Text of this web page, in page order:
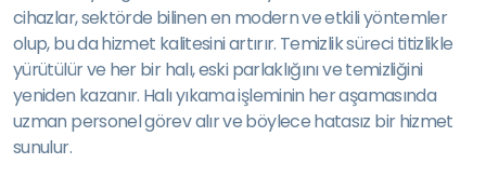
cihazlar, sektörde bilinen en modern ve etkili yöntemler
olup, bu da hizmet kalitesini artırır. Temizlik süreci titizlikle
yürütülür ve her bir halı, eski parlaklığını ve temizliğini
yeniden kazanır. Halı yıkama işleminin her aşamasında
uzman personel görev alır ve böylece hatasız bir hizmet
sunulur.